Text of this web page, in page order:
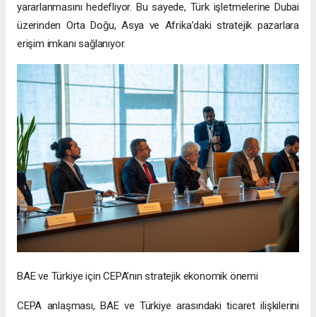
yararlanmasını hedefliyor. Bu sayede, Türk işletmelerine Dubai
üzerinden Orta Doğu, Asya ve Afrika’daki stratejik pazarlara
erişim imkanı sağlanıyor.
BAE ve Türkiye için CEPA’nın stratejik ekonomik önemi
CEPA anlaşması, BAE ve Türkiye arasındaki ticaret ilişkilerini